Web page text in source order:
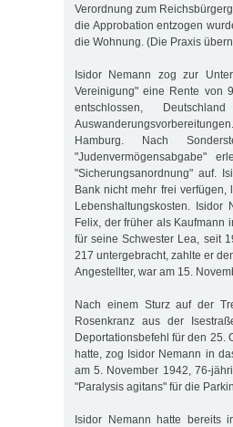
Verordnung zum
die Approbation entzogen
die Wohnung. (Die Praxis
Isidor Nemann zog zur
Vereinigung" eine Rente von
entschlossen,
Hamburg. Nach
"Judenvermögensabgabe"
"Sicherungsanordnung" auf.
Bank nicht mehr frei
Lebenshaltungskosten. Isidor
Felix, der früher als Kaufmann
für seine Schwester Lea, seit
217 untergebracht, zahlte er
Angestellter, war am 15.
Nach einem Sturz auf der
Rosenkranz aus der
Deportationsbefehl für den 25.
hatte, zog Isidor Nemann in
am 5. November 1942, 76-
"Paralysis agitans" für die
Isidor Nemann hatte bereits